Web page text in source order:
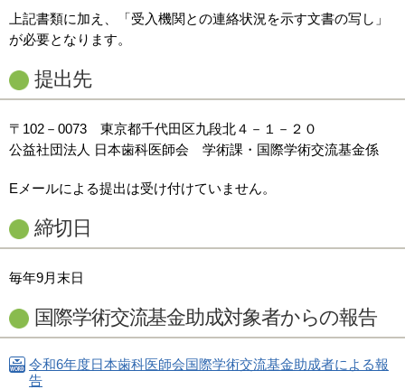
上記書類に加え、「受入機関との連絡状況を示す文書の写し」
が必要となります。
提出先
〒102－0073 東京都千代田区九段北４－１－２０
公益社団法人 日本歯科医師会 学術課・国際学術交流基金係
Eメールによる提出は受け付けていません。
締切日
毎年9月末日
国際学術交流基金助成対象者からの報告
令和6年度日本歯科医師会国際学術交流基金助成者による報
告